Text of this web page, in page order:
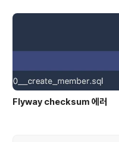
Flyway checksum 에러